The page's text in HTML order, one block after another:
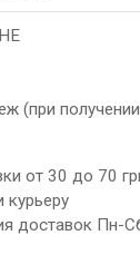
(при
от 30 до 70
курьеру
доставок Пн-